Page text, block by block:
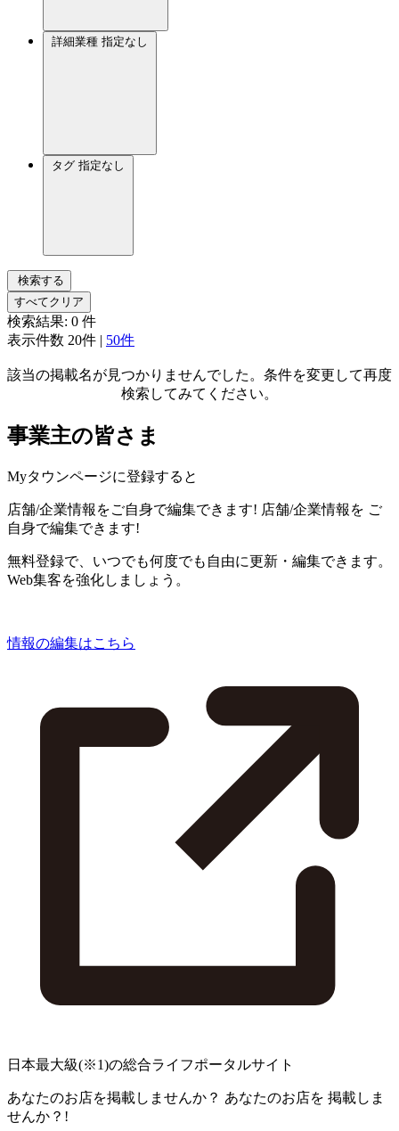
詳細業種 指定なし
タグ 指定なし
検索する
すべてクリア
検索結果: 0 件
表示件数 20件 | 50件
該当の掲載名が見つかりませんでした。条件を変更して再度
検索してみてください。
事業主の皆さま
Myタウンページに登録すると
店舗/企業情報をご自身で編集できます! 店舗/企業情報を ご
自身で編集できます!
無料登録で、いつでも何度でも自由に更新・編集できます。
Web集客を強化しましょう。
情報の編集はこちら
日本最大級(※1)の総合ライフポータルサイト
あなたのお店を掲載しませんか？ あなたのお店を 掲載しま
せんか？!